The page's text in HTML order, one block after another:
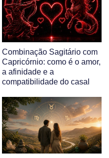
Combinação Sagitário com
Capricórnio: como é o amor,
a afinidade e a
compatibilidade do casal